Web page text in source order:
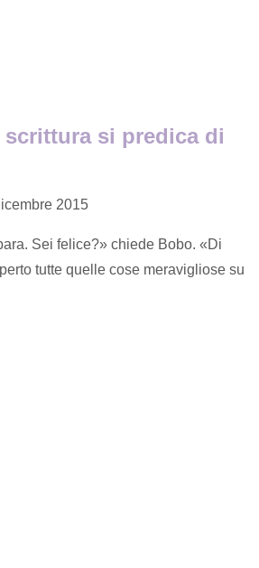
scrittura si predica di
2015
Sei felice?» chiede Bobo. «Di
tutte quelle cose meravigliose su